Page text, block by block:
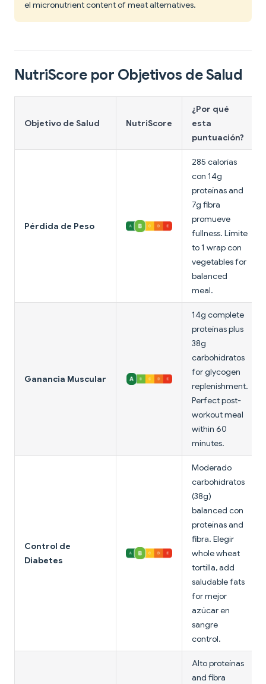
el micronutrient content of meat alternatives.
NutriScore por Objetivos de Salud
Objetivo de Salud NutriScore
¿Por qué
esta
puntuación?
Pérdida de Peso
285 calorías
con 14g
proteínas and
7g fibra
promueve
fullness. Límite
to 1 wrap con
vegetables for
balanced
meal.
Ganancia Muscular
14g complete
proteínas plus
38g
carbohidratos
for glycogen
replenishment.
Perfect post-
workout meal
within 60
minutes.
Control de
Diabetes
Moderado
carbohidratos
(38g)
balanced con
proteínas and
fibra. Elegir
whole wheat
tortilla, add
saludable fats
for mejor
azúcar en
sangre
control.
Alto proteínas
and fibra